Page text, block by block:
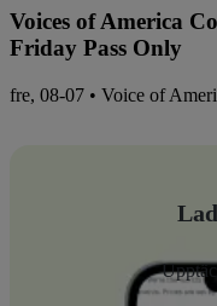
Voices of America
Friday Pass Only
fre, 08-07 • Voice of